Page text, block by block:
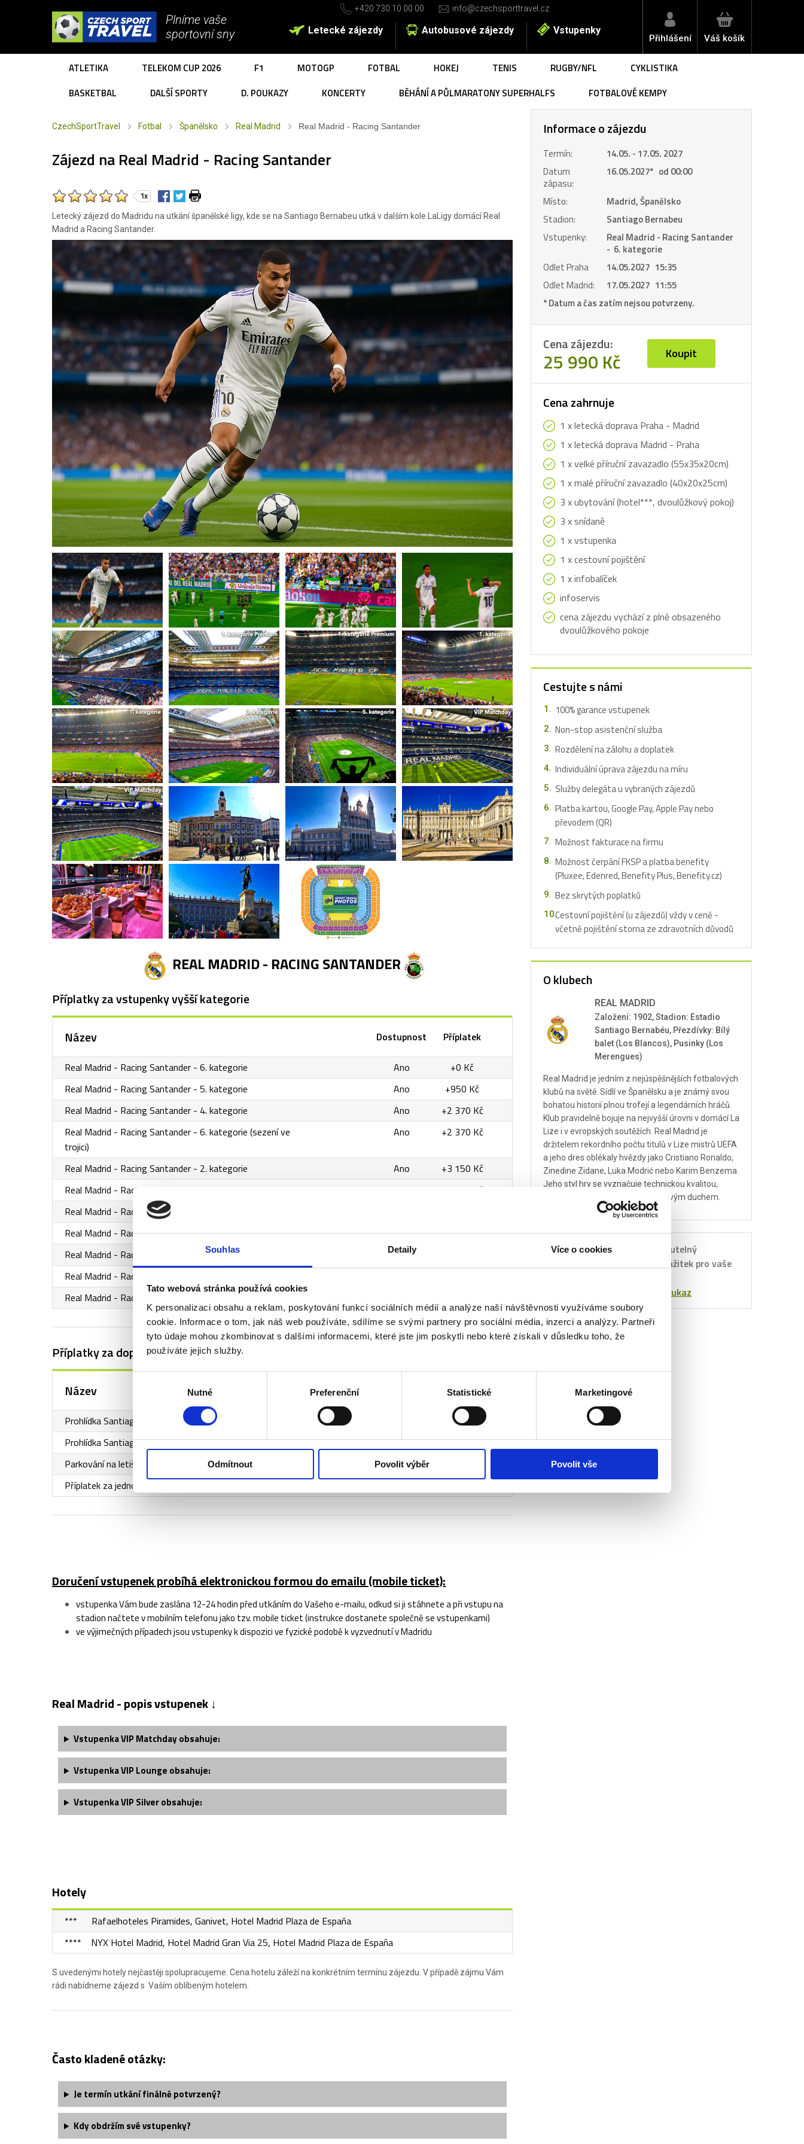
Souhlas Detaily Více o cookies
Tato webová stránka používá cookies
K personalizaci obsahu a reklam, poskytování funkcí sociálních médií a analýze naší návštěvnosti využíváme soubory
cookie. Informace o tom, jak náš web používáte, sdílíme se svými partnery pro sociální média, inzerci a analýzy. Partneři
tyto údaje mohou zkombinovat s dalšími informacemi, které jste jim poskytli nebo které získali v důsledku toho, že
používáte jejich služby.
Nutné Preferenční Statistické Marketingové
Odmítnout Povolit výběr Povolit vše
Plníme vaše
sportovní sny
+420 730 10 00 00 info@czechsporttravel.cz
Letecké zájezdy Autobusové zájezdy Vstupenky
Přihlášení Váš košík
ATLETIKA TELEKOM CUP 2026 F1 MOTOGP FOTBAL HOKEJ TENIS RUGBY/NFL
CYKLISTIKA
BASKETBAL
DALŠÍ SPORTY D. POUKAZY KONCERTY BĚHÁNÍ A PŮLMARATONY SUPERHALFS FOTBALOVÉ KEMPY
CzechSportTravel Fotbal Španělsko Real Madrid Real Madrid - Racing Santander
Zájezd na Real Madrid - Racing Santander
1x
Letecký zájezd do Madridu na utkání španělské ligy, kde se na Santiago Bernabeu utká v dalším kole LaLigy domácí Real
Madrid a Racing Santander.
REAL MADRID - RACING SANTANDER
Příplatky za vstupenky vyšší kategorie
Název Dostupnost Příplatek
Real Madrid - Racing Santander - 6. kategorie Ano
+0 Kč
Real Madrid - Racing Santander - 5. kategorie
Ano
+950 Kč
Real Madrid - Racing Santander - 4. kategorie
Ano
+2 370 Kč
Real Madrid - Racing Santander - 6. kategorie (sezení ve
trojici)
Ano +2 370 Kč
Real Madrid - Racing Santander - 2. kategorie Ano
+3 150 Kč
Real Madrid - Racing Santander - 3. kategorie
+3 150 Kč
Real Madrid - Racing Santander - 1. kategorie
Real Madrid - Racing Santander - 1. kategorie Premium
Ano
+6 310 Kč
Real Madrid - Racing Santander - 1. kategorie Excellent
Ano
Real Madrid - Racing Santander - VIP Matchday
Real Madrid - Racing Santander - VIP Silver
Příplatky za doplňkové služby
Název Příplatek
Prohlídka Santiago Bernabéu (dospělý = věk 14+) - konkrétní termín
+990 Kč
Prohlídka Santiago Bernabéu (5 - 14 let) - konkrétní termín
+850 Kč
Parkování na letišti v Praze
Příplatek za jednolůžkový pokoj
Doručení vstupenek probíhá elektronickou formou do emailu (mobile ticket):
vstupenka Vám bude zaslána 12-24 hodin před utkáním do Vašeho e-mailu, odkud si ji stáhnete a při vstupu na
stadion načtete v mobilním telefonu jako tzv. mobile ticket (instrukce dostanete společně se vstupenkami)
ve výjimečných případech jsou vstupenky k dispozici ve fyzické podobě k vyzvednutí v Madridu
Real Madrid - popis vstupenek ↓
Vstupenka VIP Matchday obsahuje:
Vstupenka VIP Lounge obsahuje:
Vstupenka VIP Silver obsahuje:
Hotely
*** Rafaelhoteles Piramides, Ganivet, Hotel Madrid Plaza de España
**** NYX Hotel Madrid, Hotel Madrid Gran Via 25, Hotel Madrid Plaza de España
S uvedenými hotely nejčastěji spolupracujeme. Cena hotelu záleží na konkrétním termínu zájezdu. V případě zájmu Vám
rádi nabídneme zájezd s Vaším oblíbeným hotelem.
Často kladené otázky:
Je termín utkání finálně potvrzený?
Kdy obdržím své vstupenky?
Informace o zájezdu
Termín:
14.05. - 17.05. 2027
Datum
zápasu:
16.05.2027* od 00:00
Místo:
Madrid, Španělsko
Stadion:
Santiago Bernabeu
Vstupenky:
Real Madrid - Racing Santander
- 6. kategorie
Odlet Praha
14.05.2027 15:35
Odlet Madrid:
17.05.2027 11:55
* Datum a čas zatím nejsou potvrzeny.
Cena zájezdu:
25 990 Kč Koupit
Cena zahrnuje
1 x letecká doprava Praha - Madrid
1 x letecká doprava Madrid - Praha
1 x velké příruční zavazadlo (55x35x20cm)
1 x malé příruční zavazadlo (40x20x25cm)
3 x ubytování (hotel***, dvoulůžkový pokoj)
3 x snídaně
1 x vstupenka
1 x cestovní pojištění
1 x infobalíček
infoservis
cena zájezdu vychází z plně obsazeného
dvoulůžkového pokoje
Cestujte s námi
100% garance vstupenek
Non-stop asistenční služba
Rozdělení na zálohu a doplatek
Individuální úprava zájezdu na míru
Služby delegáta u vybraných zájezdů
Platba kartou, Google Pay, Apple Pay nebo
převodem (QR)
Možnost fakturace na firmu
Možnost čerpání FKSP a platba benefity
(Pluxee, Edenred, Benefity Plus, Benefity.cz)
Bez skrytých poplatků
Cestovní pojištění (u zájezdů) vždy v ceně -
včetně pojištění storna ze zdravotních důvodů
O klubech
REAL MADRID
Založení: 1902, Stadion: Estadio
Santiago Bernabéu, Přezdívky: Bílý
balet (Los Blancos), Pusinky (Los
Merengues)
Real Madrid je jedním z nejúspěšnějších fotbalových
klubů na světě. Sídlí ve Španělsku a je známý svou
bohatou historií plnou trofejí a legendárních hráčů.
Klub pravidelně bojuje na nejvyšší úrovni v domácí La
Lize i v evropských soutěžích. Real Madrid je
držitelem rekordního počtu titulů v Lize mistrů UEFA
a jeho dres oblékaly hvězdy jako Cristiano Ronaldo,
Zinedine Zidane, Luka Modrić nebo Karim Benzema.
Jeho styl hry se vyznačuje technickou kvalitou,
rychlými protiútoky a silným týmovým duchem.
Dárkový
Nezapomenutelný
sportovní zážitek pro vaše
Objednat poukaz